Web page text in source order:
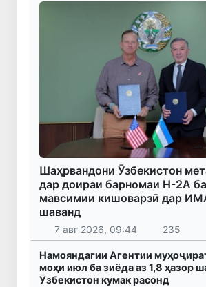
Шаҳрвандони Ӯзбекистон
дар доираи барномаи H-2A
мавсимии кишоварзӣ дар
шаванд
7 авг 2026, 09:44 235
Намояндагии Агентии
моҳи июл ба зиёда аз 1,8 ҳазор
Ӯзбекистон кумак расонд